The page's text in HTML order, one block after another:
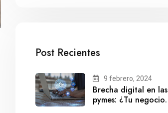
Post Recientes
9 febrero, 2024
Brecha digital en las
pymes: ¿Tu negocio